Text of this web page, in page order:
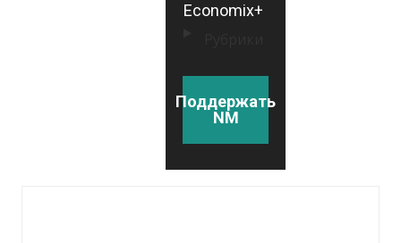
Economix+
Поддержать
NM